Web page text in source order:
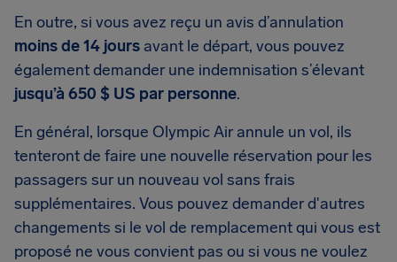
En outre, si vous avez reçu un avis d’annulation
moins de 14 jours avant le départ, vous pouvez
également demander une indemnisation s’élevant
jusqu’à 650 $ US par personne.
En général, lorsque Olympic Air annule un vol, ils
tenteront de faire une nouvelle réservation pour les
passagers sur un nouveau vol sans frais
supplémentaires. Vous pouvez demander d'autres
changements si le vol de remplacement qui vous est
proposé ne vous convient pas ou si vous ne voulez